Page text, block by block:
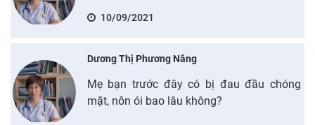
10/09/2021
Dương Thị Phương Năng
Mẹ bạn trước đây có bị đau đầu chóng
mặt, nôn ói bao lâu không?